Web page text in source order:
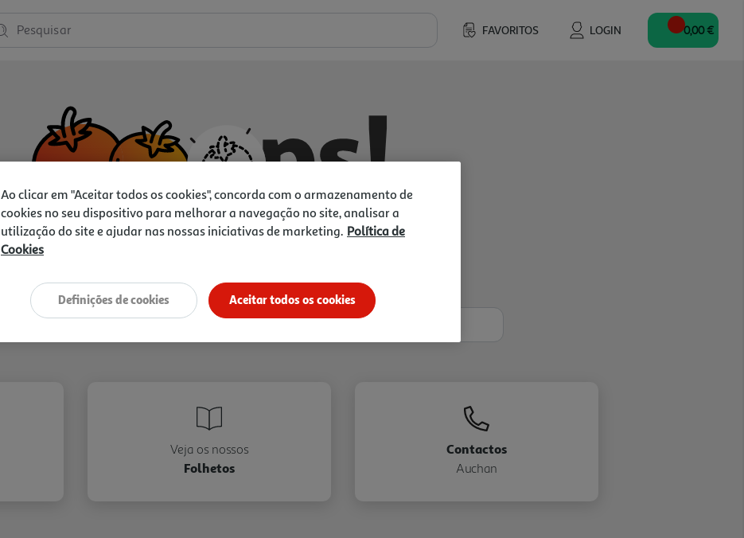
FAVORITOS LOGIN
Pesquisar 0,00 €
Vamos tentar de novo?
Veja os nossos
Folhetos
Contactos
Auchan
Ao clicar em "Aceitar todos os cookies", concorda com o armazenamento de
cookies no seu dispositivo para melhorar a navegação no site, analisar a
utilização do site e ajudar nas nossas iniciativas de marketing. Política de
Cookies
Aceitar todos os cookies
Definições de cookies